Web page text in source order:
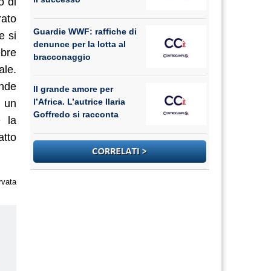
si
un
la
Guardie WWF: raffiche di
denunce per la lotta al
bracconaggio
Il grande amore per
l’Africa. L’autrice Ilaria
Goffredo si racconta